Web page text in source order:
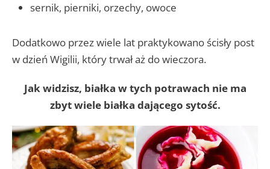
sernik, pierniki, orzechy, owoce
Dodatkowo przez wiele lat praktykowano ścisły post
w dzień Wigilii, który trwał aż do wieczora.
Jak widzisz, białka w tych potrawach nie ma
zbyt wiele białka dającego sytość.